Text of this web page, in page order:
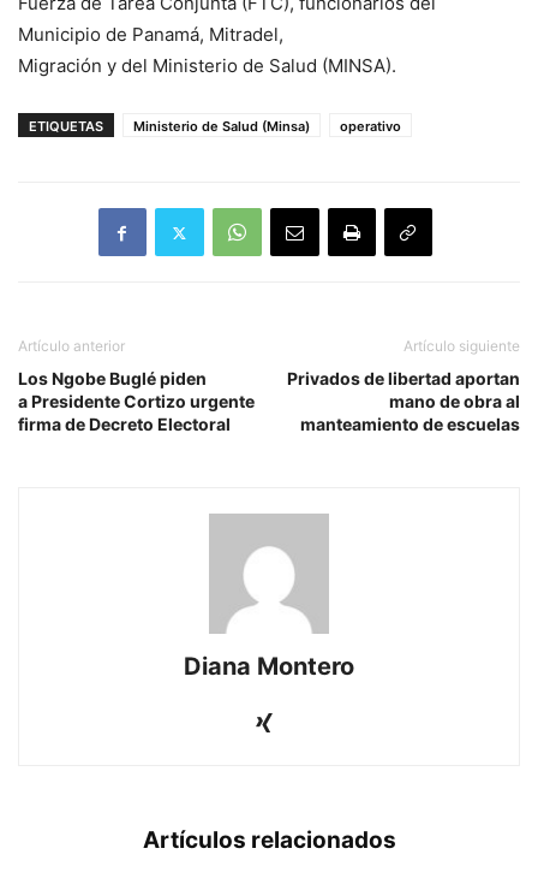
Municipio de Panamá, Mitradel,
Migración y del Ministerio de Salud (MINSA).
ETIQUETAS Ministerio de Salud (Minsa) operativo
Artículo anterior
Los Ngobe Buglé piden
a Presidente Cortizo urgente
firma de Decreto Electoral
Artículo siguiente
Privados de libertad aportan
mano de obra al
manteamiento de escuelas
Diana Montero
Artículos relacionados